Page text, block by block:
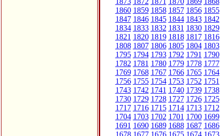
1860 1859 1858 1857 1856 1855
1847 1846 1845 1844 1843 1842
1834 1833 1832 1831 1830 1829
1821 1820 1819 1818 1817 1816
1808 1807 1806 1805 1804 1803
1795 1794 1793 1792 1791 1790
1782 1781 1780 1779 1778 1777
1769 1768 1767 1766 1765 1764
1756 1755 1754 1753 1752 1751
1743 1742 1741 1740 1739 1738
1730 1729 1728 1727 1726 1725
1717 1716 1715 1714 1713 1712
1704 1703 1702 1701 1700 1699
1691 1690 1689 1688 1687 1686
1678 1677 1676 1675 1674 1673